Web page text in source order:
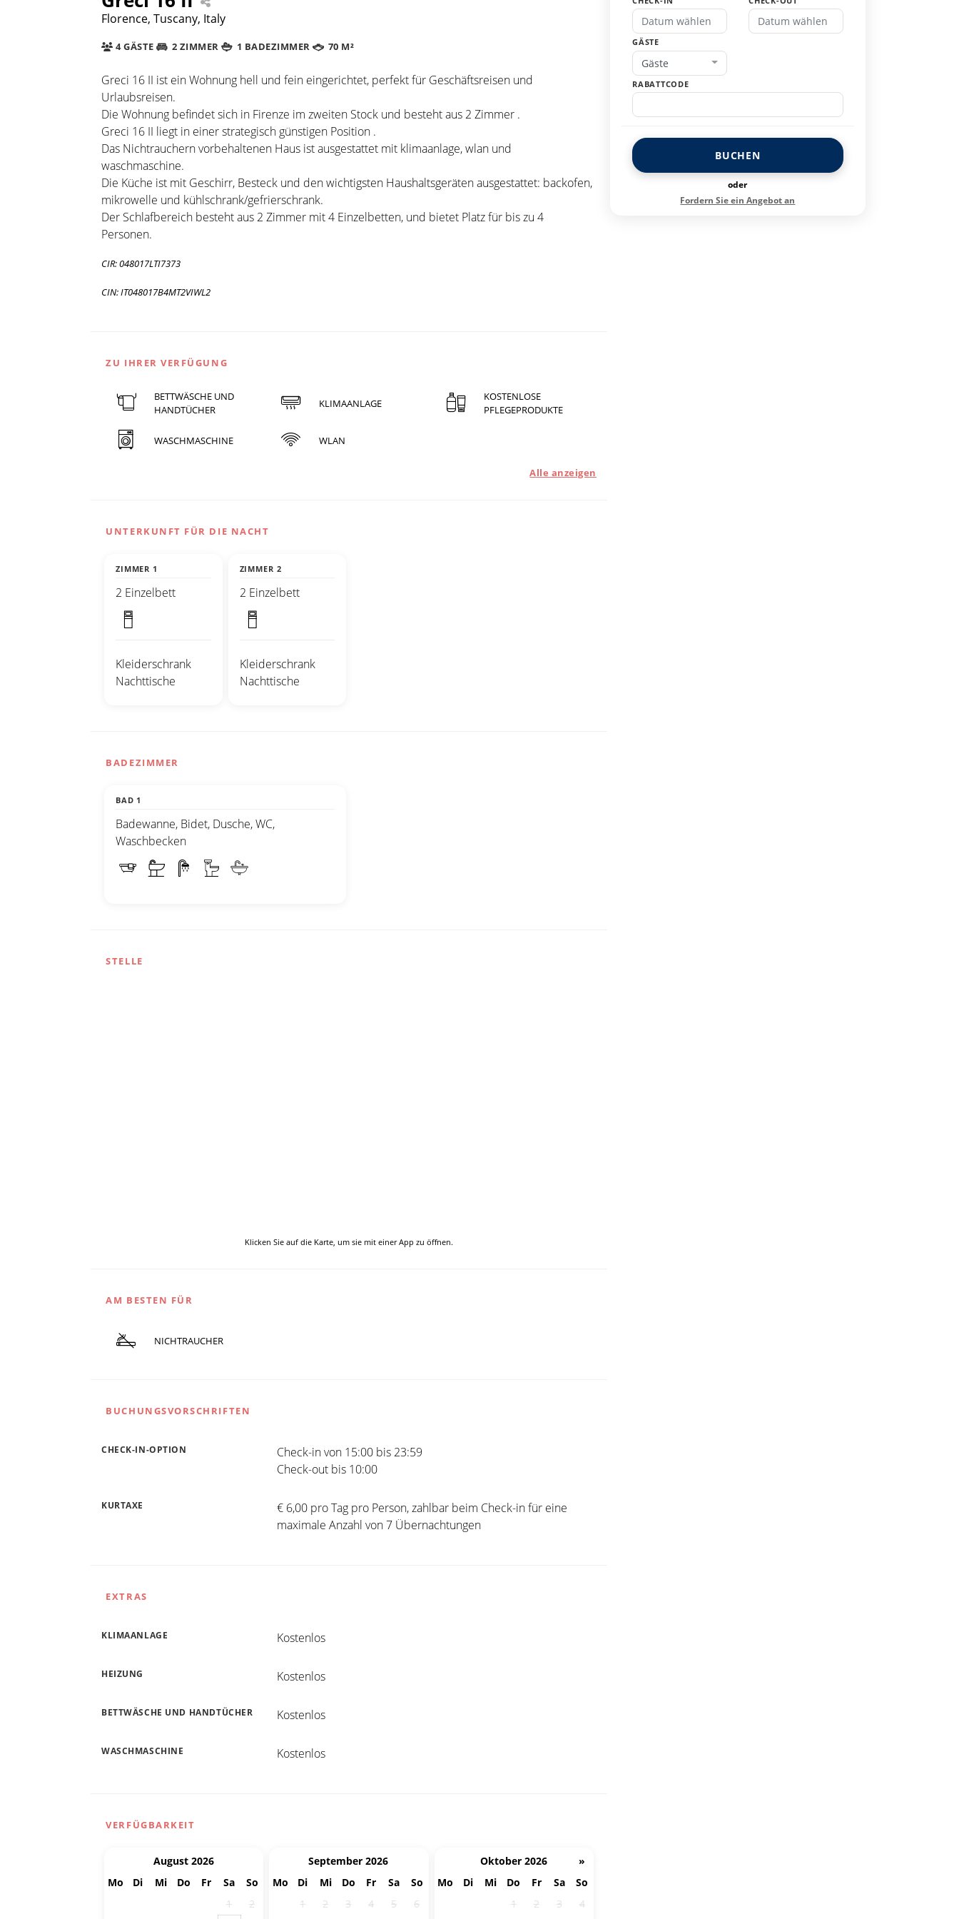
Florence, Tuscany, Italy
4 GÄSTE 2 ZIMMER 1 BADEZIMMER 70 M²
Greci 16 II ist ein Wohnung hell und fein eingerichtet, perfekt für Geschäftsreisen und
Urlaubsreisen.
Die Wohnung befindet sich in Firenze im zweiten Stock und besteht aus 2 Zimmer .
Greci 16 II liegt in einer strategisch günstigen Position .
Das Nichtrauchern vorbehaltenen Haus ist ausgestattet mit klimaanlage, wlan und
waschmaschine.
Die Küche ist mit Geschirr, Besteck und den wichtigsten Haushaltsgeräten ausgestattet: backofen,
mikrowelle und kühlschrank/gefrierschrank.
Der Schlafbereich besteht aus 2 Zimmer mit 4 Einzelbetten, und bietet Platz für bis zu 4
Personen.
CIR: 048017LTI7373
CIN: IT048017B4MT2VIWL2
ZU IHRER VERFÜGUNG
BETTWÄSCHE UND
HANDTÜCHER
KLIMAANLAGE
KOSTENLOSE
PFLEGEPRODUKTE
WASCHMASCHINE WLAN
Alle anzeigen
UNTERKUNFT FÜR DIE NACHT
ZIMMER 1
2 Einzelbett
Kleiderschrank
Nachttische
ZIMMER 2
2 Einzelbett
Kleiderschrank
Nachttische
BADEZIMMER
BAD 1
Badewanne, Bidet, Dusche, WC,
Waschbecken
STELLE
Klicken Sie auf die Karte, um sie mit einer App zu öffnen.
AM BESTEN FÜR
NICHTRAUCHER
BUCHUNGSVORSCHRIFTEN
CHECK-IN-OPTION
Check-in von 15:00 bis 23:59
Check-out bis 10:00
KURTAXE
€ 6,00 pro Tag pro Person, zahlbar beim Check-in für eine
maximale Anzahl von 7 Übernachtungen
EXTRAS
KLIMAANLAGE Kostenlos
HEIZUNG Kostenlos
BETTWÄSCHE UND HANDTÜCHER Kostenlos
WASCHMASCHINE Kostenlos
VERFÜGBARKEIT
August 2026
Mo
Di Mi Do Fr Sa
So
1
2
September 2026
Mo
Di Mi Do Fr Sa
So
1 2 3 4 5
6
Oktober 2026
»
Mo
Di Mi Do Fr Sa
So
1 2 3
4
GÄSTE
Gäste
RABATTCODE
BUCHEN
oder
Fordern Sie ein Angebot an